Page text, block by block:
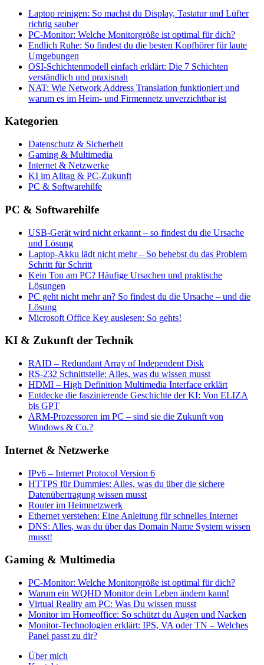
Laptop reinigen: So machst du Display, Tastatur und Lüfter
richtig sauber
PC-Monitor: Welche Monitorgröße ist optimal für dich?
Endlich Ruhe: So findest du die besten Kopfhörer für laute
Umgebungen
OSI-Schichtenmodell einfach erklärt: Die 7 Schichten
verständlich und praxisnah
NAT: Wie Network Address Translation funktioniert und
warum es im Heim- und Firmennetz unverzichtbar ist
Kategorien
Datenschutz & Sicherheit
Gaming & Multimedia
Internet & Netzwerke
KI im Alltag & PC-Zukunft
PC & Softwarehilfe
PC & Softwarehilfe
USB-Gerät wird nicht erkannt – so findest du die Ursache
und Lösung
Laptop-Akku lädt nicht mehr – So behebst du das Problem
Schritt für Schritt
Kein Ton am PC? Häufige Ursachen und praktische
Lösungen
PC geht nicht mehr an? So findest du die Ursache – und die
Lösung
Microsoft Office Key auslesen: So gehts!
KI & Zukunft der Technik
RAID – Redundant Array of Independent Disk
RS-232 Schnittstelle: Alles, was du wissen musst
HDMI – High Definition Multimedia Interface erklärt
Entdecke die faszinierende Geschichte der KI: Von ELIZA
bis GPT
ARM-Prozessoren im PC – sind sie die Zukunft von
Windows & Co.?
Internet & Netzwerke
IPv6 – Internet Protocol Version 6
HTTPS für Dummies: Alles, was du über die sichere
Datenübertragung wissen musst
Router im Heimnetzwerk
Ethernet verstehen: Eine Anleitung für schnelles Internet
DNS: Alles, was du über das Domain Name System wissen
musst!
Gaming & Multimedia
PC-Monitor: Welche Monitorgröße ist optimal für dich?
Warum ein WQHD Monitor dein Leben ändern kann!
Virtual Reality am PC: Was Du wissen musst
Monitor im Homeoffice: So schützt du Augen und Nacken
Monitor-Technologien erklärt: IPS, VA oder TN – Welches
Panel passt zu dir?
Über mich